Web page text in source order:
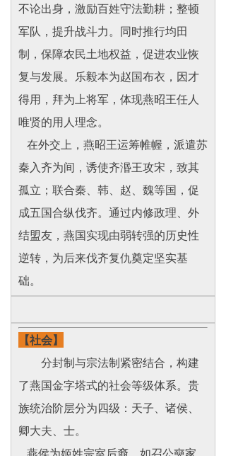
不论出身，激励百姓守法勤耕；整顿
军队，提升战斗力。同时推行均田
制，保障农民土地权益，促进农业恢
复与发展。乐毅本为赵国布衣，因才
得用，拜为上将军，体现燕昭王任人
唯贤的用人理念。
在外交上，燕昭王运筹帷幄，派遣苏
秦入齐为间，诱使齐湣王攻宋，致其
孤立；联合秦、韩、赵、魏等国，促
成五国合纵伐齐。通过内修政理、外
结盟友，燕国实现由弱转强的历史性
逆转，为后来伐齐复仇奠定坚实基
础。
【社会】
分封制与宗法制紧密结合，构建
了燕国金字塔式的社会等级体系。贵
族统治阶层分为四级：天子、诸侯、
卿大夫、士。